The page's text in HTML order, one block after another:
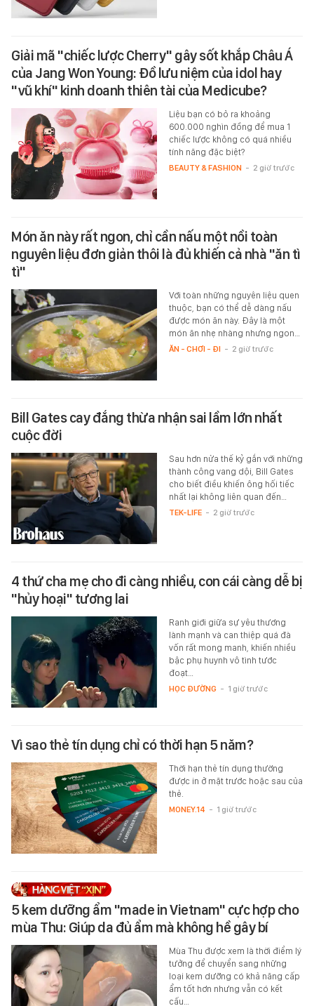
Giải mã "chiếc lược Cherry" gây sốt khắp Châu Á
của Jang Won Young: Đồ lưu niệm của idol hay
"vũ khí" kinh doanh thiên tài của Medicube?
Liệu bạn có bỏ ra khoảng
600.000 nghìn đồng để mua 1
chiếc lược không có quá nhiều
tính năng đặc biệt?
BEAUTY & FASHION - 2 giờ trước
Món ăn này rất ngon, chỉ cần nấu một nồi toàn
nguyên liệu đơn giản thôi là đủ khiến cả nhà "ăn tì
tì"
Với toàn những nguyên liệu quen
thuộc, bạn có thể dễ dàng nấu
được món ăn này. Đây là một
món ăn nhẹ nhàng nhưng ngon…
ĂN - CHƠI - ĐI - 2 giờ trước
Bill Gates cay đắng thừa nhận sai lầm lớn nhất
cuộc đời
Sau hơn nửa thế kỷ gắn với những
thành công vang dội, Bill Gates
cho biết điều khiến ông hối tiếc
nhất lại không liên quan đến…
TEK-LIFE - 2 giờ trước
4 thứ cha mẹ cho đi càng nhiều, con cái càng dễ bị
"hủy hoại" tương lai
Ranh giới giữa sự yêu thương
lành mạnh và can thiệp quá đà
vốn rất mong manh, khiến nhiều
bậc phụ huynh vô tình tước
đoạt…
HỌC ĐƯỜNG - 1 giờ trước
Vì sao thẻ tín dụng chỉ có thời hạn 5 năm?
Thời hạn thẻ tín dụng thường
được in ở mặt trước hoặc sau của
thẻ.
MONEY.14 - 1 giờ trước
5 kem dưỡng ẩm "made in Vietnam" cực hợp cho
mùa Thu: Giúp da đủ ẩm mà không hề gây bí
Mùa Thu được xem là thời điểm lý
tưởng để chuyển sang những
loại kem dưỡng có khả năng cấp
ẩm tốt hơn nhưng vẫn có kết
cấu…